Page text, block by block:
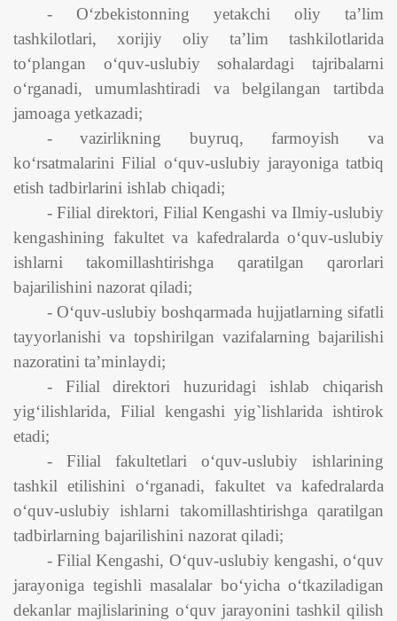
- O‘zbekistonning yetakchi oliy ta’lim
tashkilotlari, xorijiy oliy ta’lim tashkilotlarida
to‘plangan o‘quv-uslubiy sohalardagi tajribalarni
o‘rganadi, umumlashtiradi va belgilangan tartibda
jamoaga yetkazadi;
- vazirlikning buyruq, farmoyish va
ko‘rsatmalarini Filial o‘quv-uslubiy jarayoniga tatbiq
etish tadbirlarini ishlab chiqadi;
- Filial direktori, Filial Kengashi va Ilmiy-uslubiy
kengashining fakultet va kafedralarda o‘quv-uslubiy
ishlarni takomillashtirishga qaratilgan qarorlari
bajarilishini nazorat qiladi;
- O‘quv-uslubiy boshqarmada hujjatlarning sifatli
tayyorlanishi va topshirilgan vazifalarning bajarilishi
nazoratini ta’minlaydi;
- Filial direktori huzuridagi ishlab chiqarish
yig‘ilishlarida, Filial kengashi yig`lishlarida ishtirok
etadi;
- Filial fakultetlari o‘quv-uslubiy ishlarining
tashkil etilishini o‘rganadi, fakultet va kafedralarda
o‘quv-uslubiy ishlarni takomillashtirishga qaratilgan
tadbirlarning bajarilishini nazorat qiladi;
- Filial Kengashi, O‘quv-uslubiy kengashi, o‘quv
jarayoniga tegishli masalalar bo‘yicha o‘tkaziladigan
dekanlar majlislarining o‘quv jarayonini tashkil qilish